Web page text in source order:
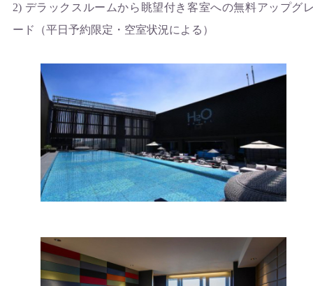
2) デラックスルームから眺望付き客室への無料アップグ
ード（平日予約限定・空室状況による）